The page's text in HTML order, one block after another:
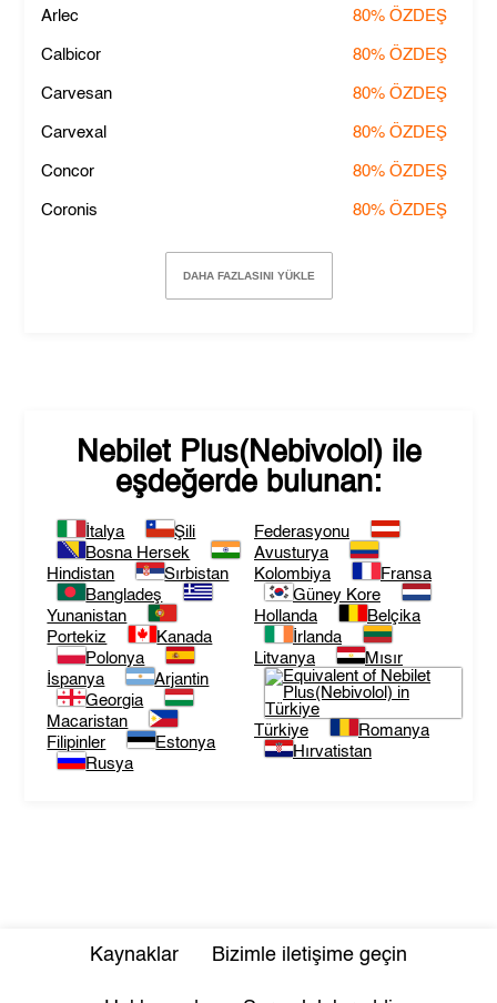
Arlec 80% ÖZDEŞ
Calbicor 80% ÖZDEŞ
Carvesan 80% ÖZDEŞ
Carvexal 80% ÖZDEŞ
Concor 80% ÖZDEŞ
Coronis 80% ÖZDEŞ
DAHA FAZLASINI YÜKLE
Nebilet Plus(Nebivolol)ile
eşdeğerde bulunan:
İtalya
Şili
Bosna Hersek
Hindistan
Sırbistan
Bangladeş
Yunanistan
Portekiz
Kanada
Polonya
İspanya
Arjantin
Georgia
Macaristan
Filipinler
Estonya
Rusya
Federasyonu
Avusturya
Kolombiya
Fransa
Güney Kore
Hollanda
Belçika
İrlanda
Litvanya
Mısır
Türkiye
Romanya
Hırvatistan
Kaynaklar Bizimle iletişime geçin